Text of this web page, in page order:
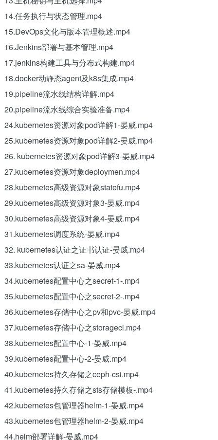
14.任务执行与状态管理.mp4
15.DevOps文化与版本管理概述.mp4
16.Jenkins部署与基本管理.mp4
17.jenkins构建工具与分布式构建.mp4
18.docker动静态agent及k8s集成.mp4
19.pipeline流水线结构详解.mp4
20.pipeline流水线综合实验准备.mp4
24.kubernetes资源对象pod详解1-晏威.mp4
25.kubernetes资源对象pod详解2-晏威.mp4
26. kubernetes资源对象pod详解3-晏威.mp4
27.kubernetes资源对象deploymen.mp4
28.kubernetes高级资源对象statefu.mp4
29.kubernetes高级资源对象3-晏威.mp4
30.kubernetes高级资源对象4-晏威.mp4
31.kubernetes调度系统-晏威.mp4
32. kubernetes认证之证书认证-晏威.mp4
33.kubernetes认证之sa-晏威.mp4
34.kubernetes配置中心之secret-1-.mp4
35.kubernetes配置中心之secret-2-.mp4
36.kubernetes存储中心之pv和pvc-晏威.mp4
37.kubernetes存储中心之storagecl.mp4
38.kubernetes配置中心-1-晏威.mp4
39.kubernetes配置中心-2-晏威.mp4
40.kubernetes持久存储之ceph-csi.mp4
41.kubernetes持久存储之sts存储模板-.mp4
42.kubernetes包管理器helm-1-晏威.mp4
43.kubernetes包管理器helm-2-晏威.mp4
44.helm部署详解-晏威.mp4